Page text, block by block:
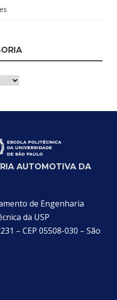
AUTOMOTIVA DA
de Engenharia
da USP
– CEP 05508-030 – São